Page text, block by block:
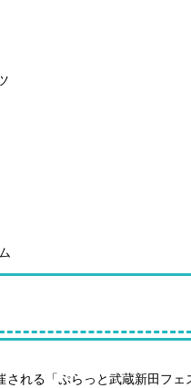
れる「ぷらっと武蔵新田フ